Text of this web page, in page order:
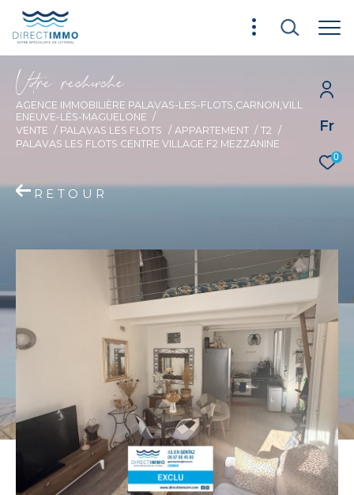
Fr
0
Vore recece
AGENCE IMMOBILIÈRE PALAVAS-LES-FLOTS,CARNON,VILL
ENEUVE-LÈS-MAGUELONE
VENTE
PALAVAS LES FLOTS APPARTEMENT
T2
PALAVAS LES FLOTS CENTRE VILLAGE F2 MEZZANINE
RETOUR